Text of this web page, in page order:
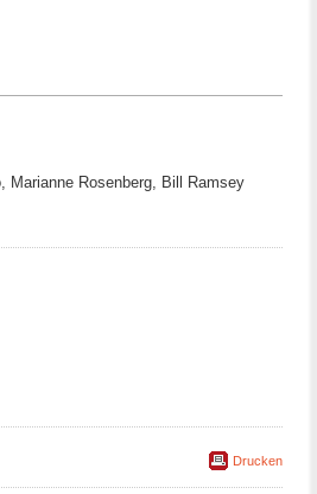
Marianne Rosenberg, Bill Ramsey
Drucken